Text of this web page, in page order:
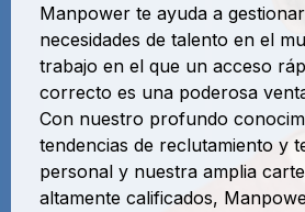
Manpower te ayuda a
necesidades de talento en el
trabajo en el que un acceso
correcto es una poderosa
Con nuestro profundo
tendencias de reclutamiento y
personal y nuestra amplia
altamente calificados,